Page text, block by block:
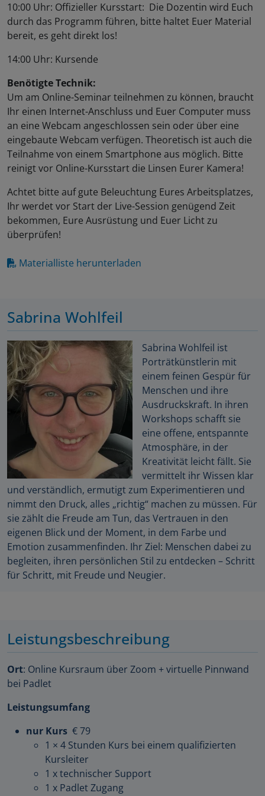
10:00 Uhr: Offizieller Kursstart: Die Dozentin wird Euch
durch das Programm führen, bitte haltet Euer Material
bereit, es geht direkt los!
14:00 Uhr: Kursende
Benötigte Technik:
Um am Online-Seminar teilnehmen zu können, braucht
Ihr einen Internet-Anschluss und Euer Computer muss
an eine Webcam angeschlossen sein oder über eine
eingebaute Webcam verfügen. Theoretisch ist auch die
Teilnahme von einem Smartphone aus möglich. Bitte
reinigt vor Online-Kursstart die Linsen Eurer Kamera!
Achtet bitte auf gute Beleuchtung Eures Arbeitsplatzes,
Ihr werdet vor Start der Live-Session genügend Zeit
bekommen, Eure Ausrüstung und Euer Licht zu
überprüfen!
Materialliste herunterladen
Sabrina Wohlfeil
Sabrina Wohlfeil ist
Porträtkünstlerin mit
einem feinen Gespür für
Menschen und ihre
Ausdruckskraft. In ihren
Workshops schafft sie
eine offene, entspannte
Atmosphäre, in der
Kreativität leicht fällt. Sie
vermittelt ihr Wissen klar
und verständlich, ermutigt zum Experimentieren und
nimmt den Druck, alles „richtig“ machen zu müssen. Für
sie zählt die Freude am Tun, das Vertrauen in den
eigenen Blick und der Moment, in dem Farbe und
Emotion zusammenfinden. Ihr Ziel: Menschen dabei zu
begleiten, ihren persönlichen Stil zu entdecken – Schritt
für Schritt, mit Freude und Neugier.
Leistungsbeschreibung
Ort: Online Kursraum über Zoom + virtuelle Pinnwand
bei Padlet
Leistungsumfang
nur Kurs € 79
1 × 4 Stunden Kurs bei einem qualifizierten
Kursleiter
1 x technischer Support
1 x Padlet Zugang